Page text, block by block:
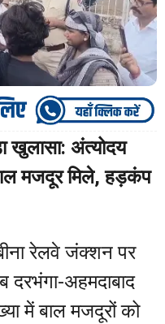
खुलासा: अंत्योदय
मजदूर मिले, हड़कंप
रेलवे जंक्शन पर
अहमदाबाद
में बाल मजदूरों को